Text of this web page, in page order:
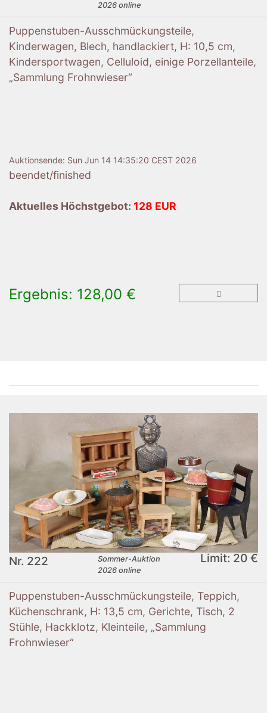
2026 online
Puppenstuben-Ausschmückungsteile,
Kinderwagen, Blech, handlackiert, H: 10,5 cm,
Kindersportwagen, Celluloid, einige Porzellanteile,
„Sammlung Frohnwieser“
Auktionsende: Sun Jun 14 14:35:20 CEST 2026
beendet/finished
Aktuelles Höchstgebot: 128 EUR
Ergebnis: 128,00 €
Nr. 222
Sommer-Auktion
2026 online
Limit: 20 €
Puppenstuben-Ausschmückungsteile, Teppich,
Küchenschrank, H: 13,5 cm, Gerichte, Tisch, 2
Stühle, Hackklotz, Kleinteile, „Sammlung
Frohnwieser“